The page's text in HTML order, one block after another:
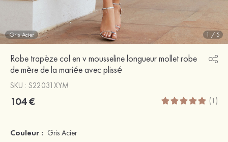
Gris Acier 1 /5
Robe trapèze col en v mousseline longueur mollet robe
de mère de la mariée avec plissé
SKU : S22031XYM
104 € (1)
Couleur : Gris Acier